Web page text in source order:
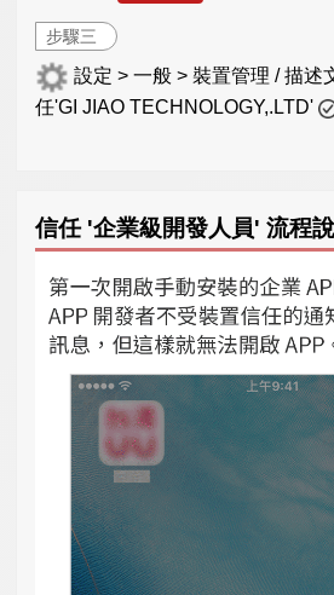
步驟三
設定 > 一般 > 裝置管理 / 描述
任'GI JIAO TECHNOLOGY,.LTD'
信任 '企業級開發人員' 流程